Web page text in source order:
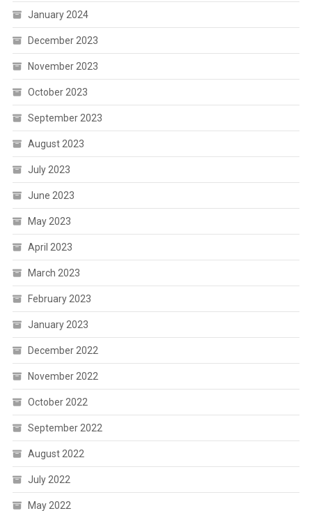
January 2024
December 2023
November 2023
October 2023
September 2023
August 2023
July 2023
June 2023
May 2023
April 2023
March 2023
February 2023
January 2023
December 2022
November 2022
October 2022
September 2022
August 2022
July 2022
May 2022